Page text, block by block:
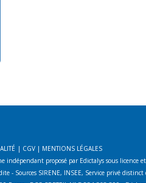
| CGV | MENTIONS LÉGALES
indépendant proposé par Edictalys sous licence
- Sources SIRENE, INSEE, Service privé distinct